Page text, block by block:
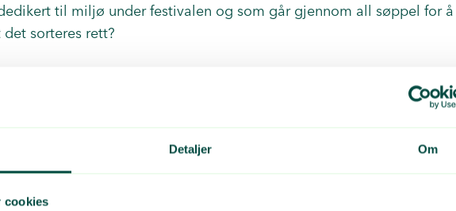
Detaljer Om
cookies
til miljø under festivalen og som går gjennom all søppel for å
sorteres rett?
du kan teste egne ferdigheter og kanskje utfordre kjente og ukjente?